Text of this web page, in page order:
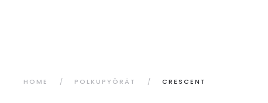
HOME POLKUPYÖRÄT CRESCENT